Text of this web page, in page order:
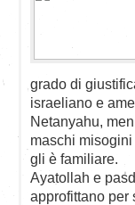
grado di
israeliano e
Netanyahu,
maschi
gli è familiare.
Ayatollah e
approfittano per